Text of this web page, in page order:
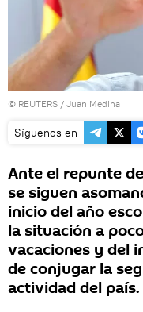
© REUTERS / Juan Medina
Síguenos en
Ante el repunte
se siguen
inicio del año
la situación a
vacaciones y del
de conjugar la
actividad del país.